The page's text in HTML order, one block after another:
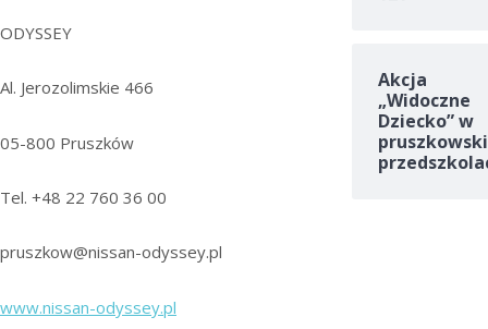
ODYSSEY
Al. Jerozolimskie 466
05-800 Pruszków
Tel. +48 22 760 36 00
pruszkow@nissan-odyssey.pl
www.nissan-odyssey.pl
Akcja
„Widoczne
Dziecko” w